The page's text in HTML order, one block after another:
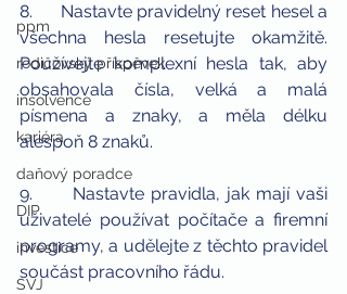
ppm
rodičovský příspěvek
insolvence
kariéra
daňový poradce
DIP
investice
SVJ
8.      Nastavte pravidelný reset hesel a
všechna hesla resetujte okamžitě.
Používejte komplexní hesla tak, aby
obsahovala čísla, velká a malá
písmena a znaky, a měla délku
alespoň 8 znaků.
9.      Nastavte pravidla, jak mají vaši
uživatelé používat počítače a firemní
programy, a udělejte z těchto pravidel
součást pracovního řádu.